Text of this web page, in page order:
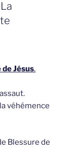
Jésus.
véhémence
Blessure de